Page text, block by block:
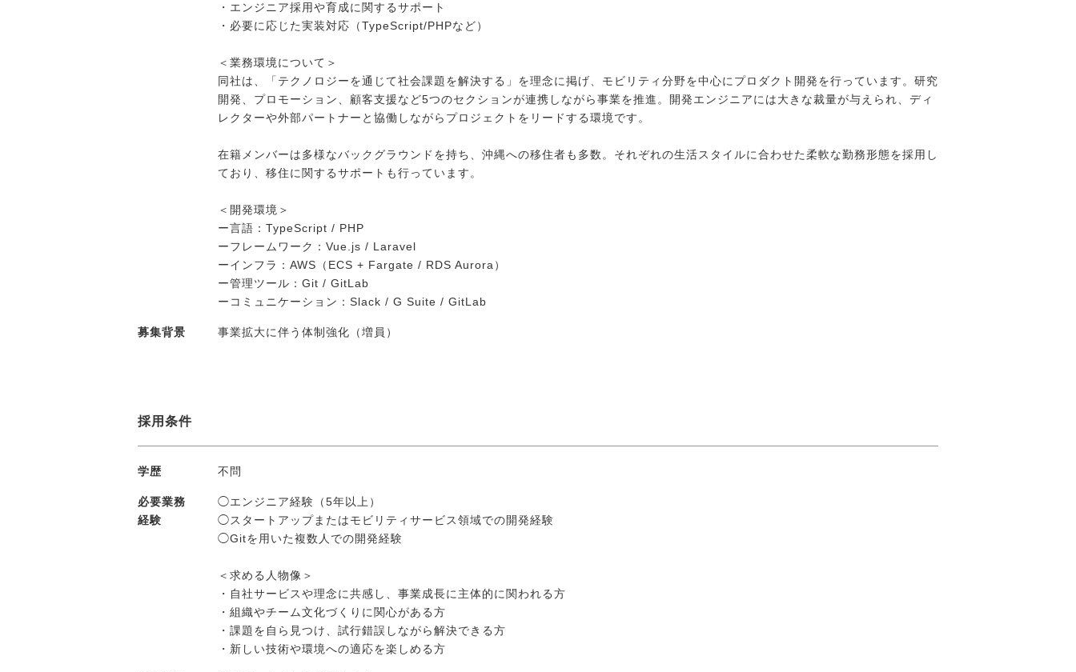
今すぐ転職をお考えの方
中長期で転職をお考えの方
・エンジニア採用や育成に関するサポート
・必要に応じた実装対応（TypeScript/PHPなど）
＜業務環境について＞
同社は、「テクノロジーを通じて社会課題を解決する」を理念に掲げ、モビリティ分野を中心にプロダクト開発を行っています。研究
開発、プロモーション、顧客支援など5つのセクションが連携しながら事業を推進。開発エンジニアには大きな裁量が与えられ、ディ
レクターや外部パートナーと協働しながらプロジェクトをリードする環境です。
在籍メンバーは多様なバックグラウンドを持ち、沖縄への移住者も多数。それぞれの生活スタイルに合わせた柔軟な勤務形態を採用し
ており、移住に関するサポートも行っています。
＜開発環境＞
ー言語：TypeScript / PHP
ーフレームワーク：Vue.js / Laravel
ーインフラ：AWS（ECS + Fargate / RDS Aurora）
ー管理ツール：Git / GitLab
ーコミュニケーション：Slack / G Suite / GitLab
募集背景 事業拡大に伴う体制強化（増員）
採用条件
学歴 不問
必要業務
経験
◯エンジニア経験（5年以上）
◯スタートアップまたはモビリティサービス領域での開発経験
◯Gitを用いた複数人での開発経験
＜求める人物像＞
・自社サービスや理念に共感し、事業成長に主体的に関われる方
・組織やチーム文化づくりに関心がある方
・課題を自ら見つけ、試行錯誤しながら解決できる方
・新しい技術や環境への適応を楽しめる方